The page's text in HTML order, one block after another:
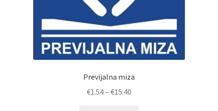
Previjalna miza
€1.54– €15.40